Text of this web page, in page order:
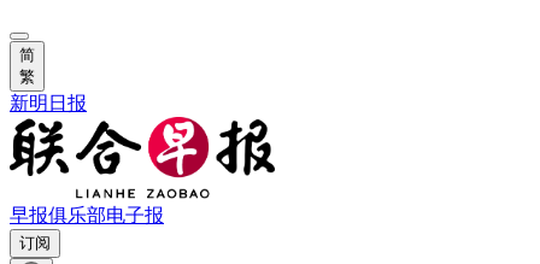
简
繁
新明日报
早报俱乐部电子报
订阅